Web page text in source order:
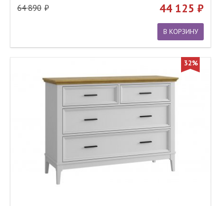
64 890 44 125
В КОРЗИНУ
32%